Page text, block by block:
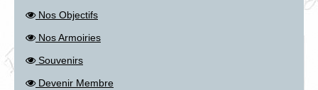
Nos Objectifs
Nos Armoiries
Souvenirs
Devenir Membre